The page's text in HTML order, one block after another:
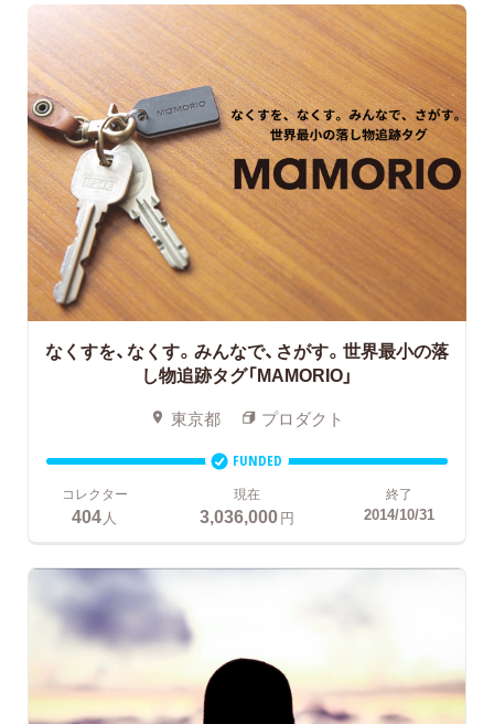
なくすを、なくす。みんなで、さがす。世界最小の落
し物追跡タグ「MAMORIO」
東京都 プロダクト
FUNDED
コレクター
404人
現在
3,036,000円
終了
2014/10/31